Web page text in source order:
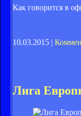
Как говорится в
10.03.2015 |
Лига